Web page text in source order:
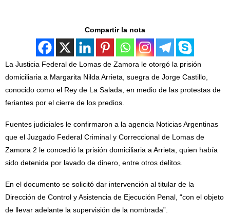
Compartir la nota
La Justicia Federal de Lomas de Zamora le otorgó la prisión
domiciliaria a Margarita Nilda Arrieta, suegra de Jorge Castillo,
conocido como el Rey de La Salada, en medio de las protestas de
feriantes por el cierre de los predios.
Fuentes judiciales le confirmaron a la agencia Noticias Argentinas
que el Juzgado Federal Criminal y Correccional de Lomas de
Zamora 2 le concedió la prisión domiciliaria a Arrieta, quien había
sido detenida por lavado de dinero, entre otros delitos.
En el documento se solicitó dar intervención al titular de la
Dirección de Control y Asistencia de Ejecución Penal, “con el objeto
de llevar adelante la supervisión de la nombrada”.